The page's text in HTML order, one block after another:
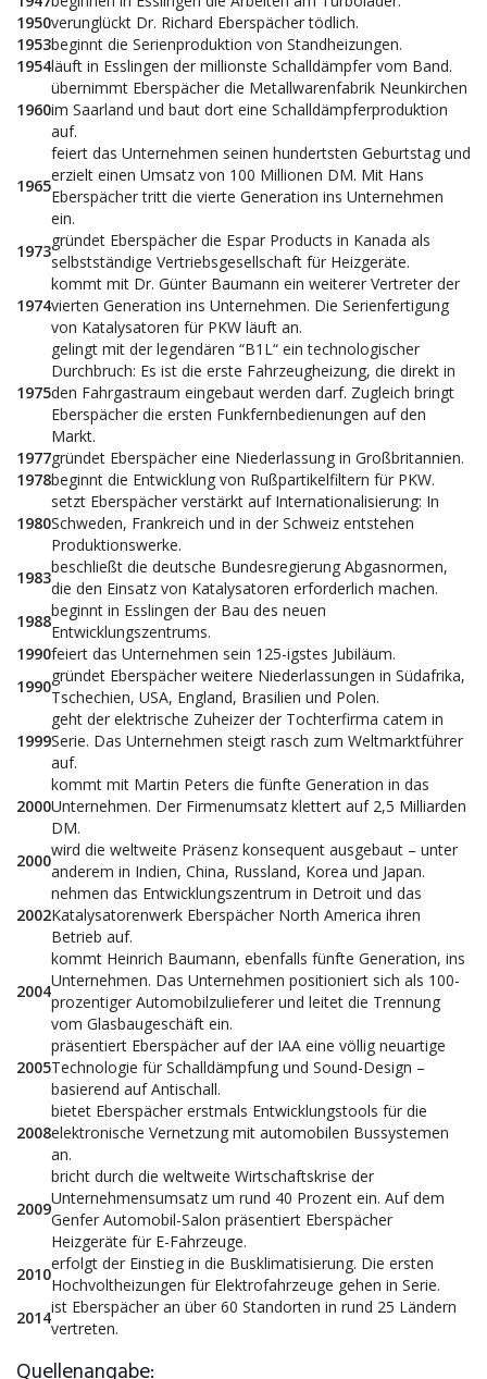
1950verunglückt Dr. Richard Eberspächer tödlich.
1953beginnt die Serienproduktion von Standheizungen.
1954läuft in Esslingen der millionste Schalldämpfer vom Band.
1960
übernimmt Eberspächer die Metallwarenfabrik Neunkirchen
im Saarland und baut dort eine Schalldämpferproduktion
auf.
1965
feiert das Unternehmen seinen hundertsten Geburtstag und
erzielt einen Umsatz von 100 Millionen DM. Mit Hans
Eberspächer tritt die vierte Generation ins Unternehmen
ein.
1973
gründet Eberspächer die Espar Products in Kanada als
selbstständige Vertriebsgesellschaft für Heizgeräte.
1974
kommt mit Dr. Günter Baumann ein weiterer Vertreter der
vierten Generation ins Unternehmen. Die Serienfertigung
von Katalysatoren für PKW läuft an.
1975
gelingt mit der legendären “B1L“ ein technologischer
Durchbruch: Es ist die erste Fahrzeugheizung, die direkt in
den Fahrgastraum eingebaut werden darf. Zugleich bringt
Eberspächer die ersten Funkfernbedienungen auf den
Markt.
1977gründet Eberspächer eine Niederlassung in Großbritannien.
1978beginnt die Entwicklung von Rußpartikelfiltern für PKW.
1980
setzt Eberspächer verstärkt auf Internationalisierung: In
Schweden, Frankreich und in der Schweiz entstehen
Produktionswerke.
1983
beschließt die deutsche Bundesregierung Abgasnormen,
die den Einsatz von Katalysatoren erforderlich machen.
1988
beginnt in Esslingen der Bau des neuen
Entwicklungszentrums.
1990feiert das Unternehmen sein 125-igstes Jubiläum.
1990
gründet Eberspächer weitere Niederlassungen in Südafrika,
Tschechien, USA, England, Brasilien und Polen.
1999
geht der elektrische Zuheizer der Tochterfirma catem in
Serie. Das Unternehmen steigt rasch zum Weltmarktführer
auf.
2000
kommt mit Martin Peters die fünfte Generation in das
Unternehmen. Der Firmenumsatz klettert auf 2,5 Milliarden
DM.
2000
wird die weltweite Präsenz konsequent ausgebaut – unter
anderem in Indien, China, Russland, Korea und Japan.
2002
nehmen das Entwicklungszentrum in Detroit und das
Katalysatorenwerk Eberspächer North America ihren
Betrieb auf.
2004
kommt Heinrich Baumann, ebenfalls fünfte Generation, ins
Unternehmen. Das Unternehmen positioniert sich als 100-
prozentiger Automobilzulieferer und leitet die Trennung
vom Glasbaugeschäft ein.
2005
präsentiert Eberspächer auf der IAA eine völlig neuartige
Technologie für Schalldämpfung und Sound-Design –
basierend auf Antischall.
2008
bietet Eberspächer erstmals Entwicklungstools für die
elektronische Vernetzung mit automobilen Bussystemen
an.
2009
bricht durch die weltweite Wirtschaftskrise der
Unternehmensumsatz um rund 40 Prozent ein. Auf dem
Genfer Automobil-Salon präsentiert Eberspächer
Heizgeräte für E-Fahrzeuge.
2010
erfolgt der Einstieg in die Busklimatisierung. Die ersten
Hochvoltheizungen für Elektrofahrzeuge gehen in Serie.
2014
ist Eberspächer an über 60 Standorten in rund 25 Ländern
vertreten.